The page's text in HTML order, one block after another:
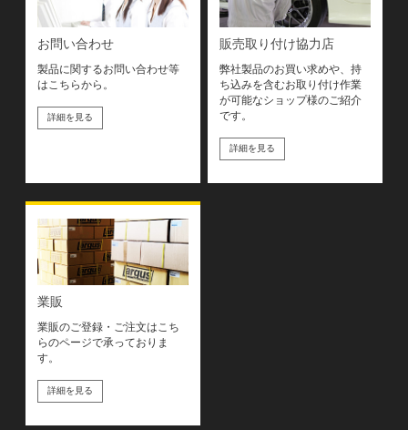
お問い合わせ
製品に関するお問い合わせ等
はこちらから。
詳細を見る
販売取り付け協力店
弊社製品のお買い求めや、持
ち込みを含むお取り付け作業
が可能なショップ様のご紹介
です。
詳細を見る
業販
業販のご登録・ご注文はこち
らのページで承っておりま
す。
詳細を見る